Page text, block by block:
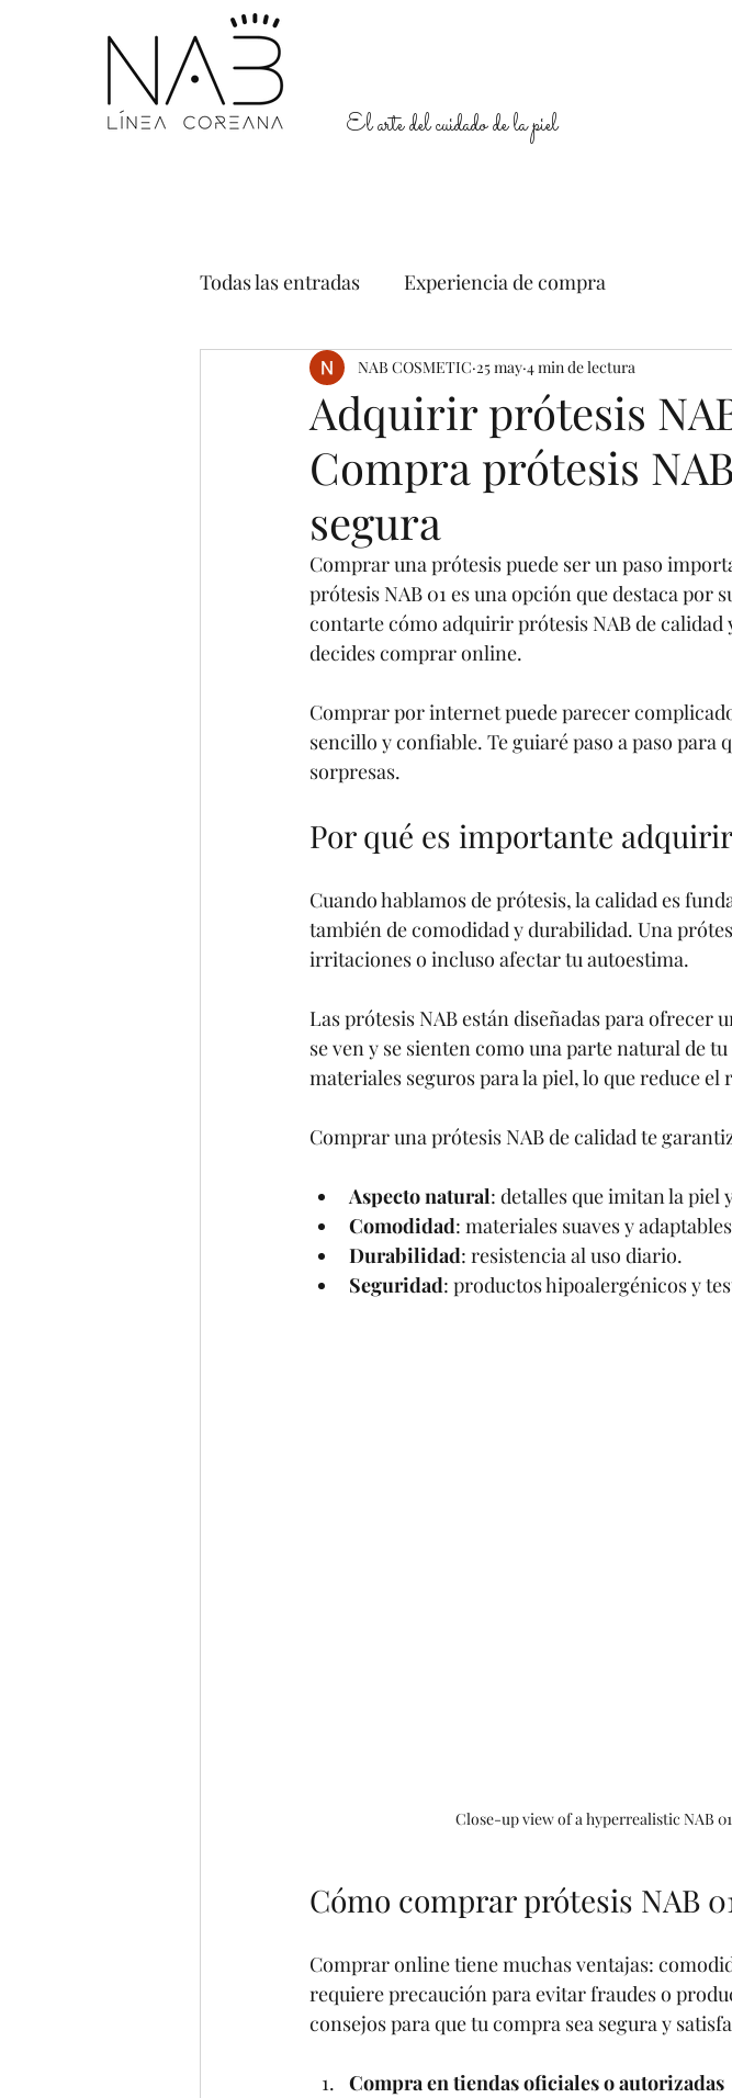
El arte del cuidado de la piel
Todas las entradas Experiencia de compra
Adquirir prótesis
Compra prótesis
segura
NAB COSMETIC 25 may 4 min de lectura
Comprar una prótesis puede ser un paso
prótesis NAB 01 es una opción que destaca por
contarte cómo adquirir prótesis NAB de
decides comprar online.
Comprar por internet puede parecer
sencillo y confiable. Te guiaré paso a paso para
sorpresas.
Por qué es importante
Cuando hablamos de prótesis, la calidad es
también de comodidad y durabilidad. Una
irritaciones o incluso afectar tu autoestima.
Las prótesis NAB están diseñadas para ofrecer
se ven y se sienten como una parte natural de
materiales seguros para la piel, lo que reduce
Comprar una prótesis NAB de calidad te
Aspecto natural: detalles que imitan la piel
Comodidad: materiales suaves y
Durabilidad: resistencia al uso diario.
Seguridad: productos hipoalergénicos y
Close-up view of a hyperrealistic NAB
Cómo comprar prótesis NAB
Comprar online tiene muchas ventajas:
requiere precaución para evitar fraudes o
consejos para que tu compra sea segura y
Compra en tiendas oficiales o autorizadas